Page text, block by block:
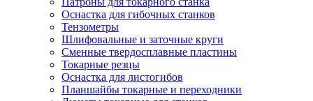
Оснастка для гибочных станков
Тензометры
Шлифовальные и заточные круги
Сменные твердосплавные пластины
Токарные резцы
Оснастка для листогибов
Планшайбы токарные и переходники